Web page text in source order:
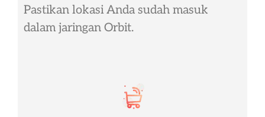
Pastikan lokasi Anda sudah masuk
dalam jaringan Orbit.